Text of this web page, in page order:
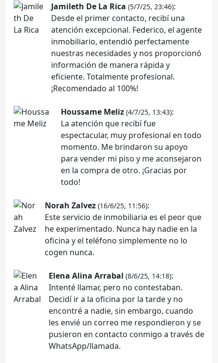
Jamileth De La Rica (5/7/25, 23:46):
Desde el primer contacto, recibí una
atención excepcional. Federico, el agente
inmobiliario, entendió perfectamente
nuestras necesidades y nos proporcionó
información de manera rápida y
eficiente. Totalmente profesional.
¡Recomendado al 100%!
Houssame Meliz (4/7/25, 13:43):
La atención que recibí fue
espectacular, muy profesional en todo
momento. Me brindaron su apoyo
para vender mi piso y me aconsejaron
en la compra de otro. ¡Gracias por
todo!
Norah Zalvez (16/6/25, 11:56):
Este servicio de inmobiliaria es el peor que
he experimentado. Nunca hay nadie en la
oficina y el teléfono simplemente no lo
cogen nunca.
Elena Alina Arrabal (8/6/25, 14:18):
Intenté llamar, pero no contestaban.
Decidí ir a la oficina por la tarde y no
encontré a nadie, sin embargo, cuando
les envié un correo me respondieron y se
pusieron en contacto conmigo a través de
WhatsApp/llamada.